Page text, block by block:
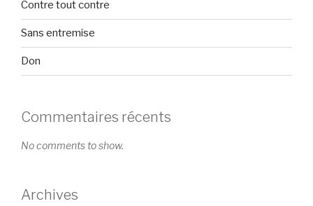
Contre tout contre
Sans entremise
Don
Commentaires récents
No comments to show.
Archives